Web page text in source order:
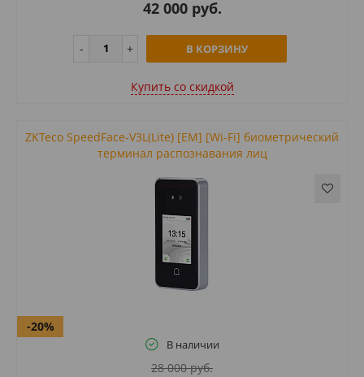
42 000 руб.
В КОРЗИНУ
Купить cо скидкой
ZKTeco SpeedFace-V3L(Lite) [EM] [Wi-Fi] биометрический
терминал распознавания лиц
-20%
В наличии
28 000 руб.